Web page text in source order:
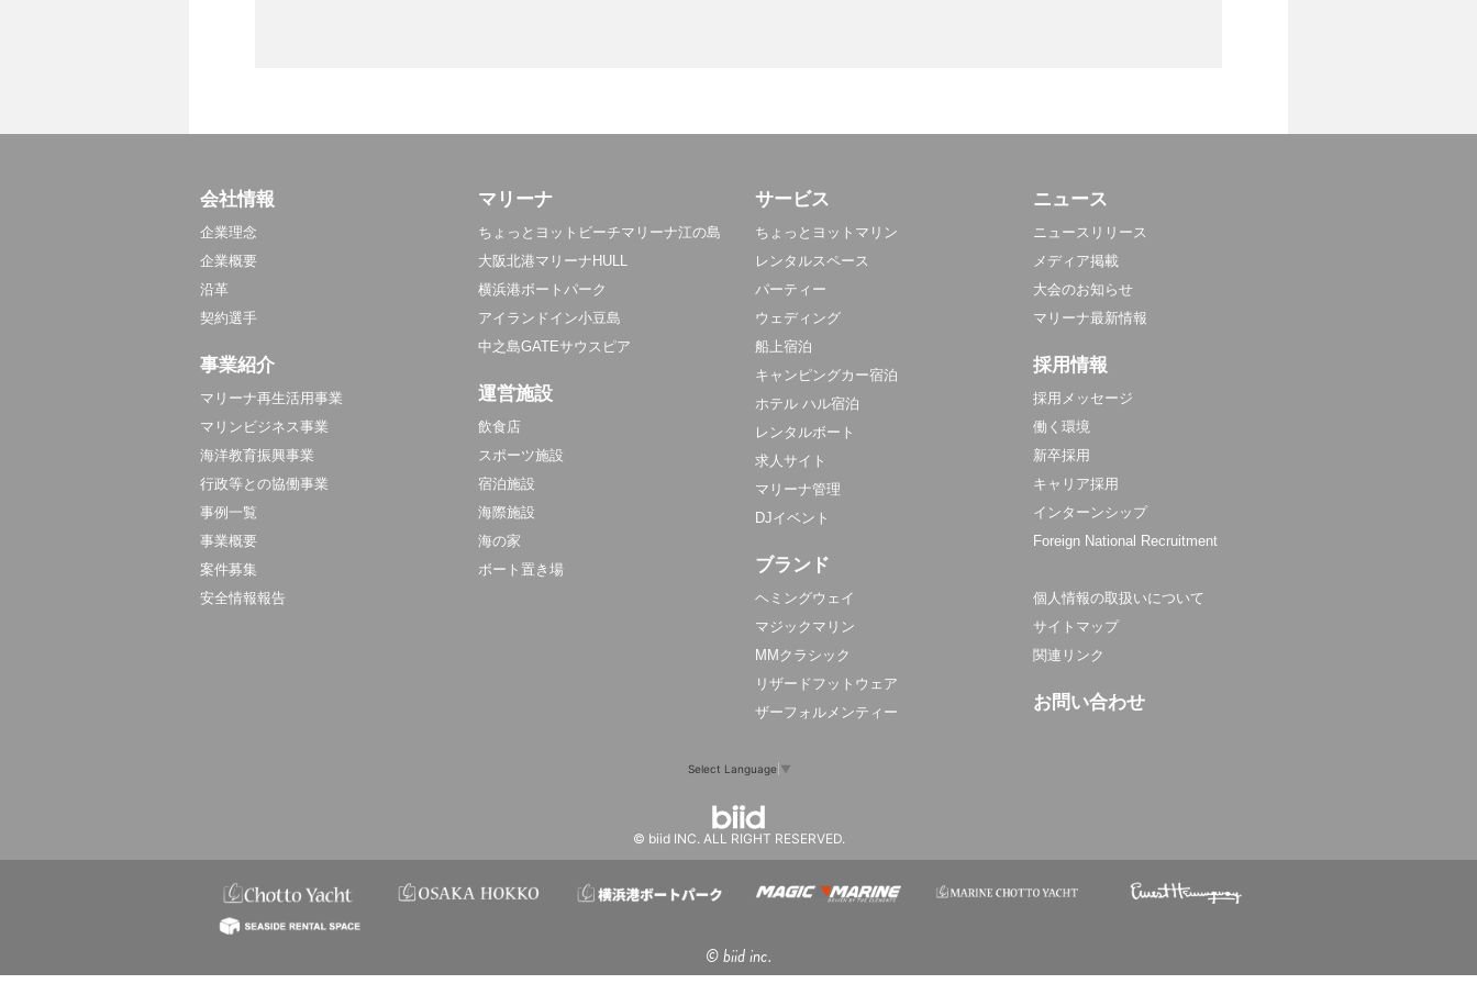
会社情報
企業理念
企業概要
沿革
契約選手
事業紹介
マリーナ再生活用事業
マリンビジネス事業
海洋教育振興事業
行政等との協働事業
事例一覧
事業概要
案件募集
安全情報報告
マリーナ
ちょっとヨットビーチマリーナ江の島
大阪北港マリーナHULL
横浜港ボートパーク
アイランドイン小豆島
中之島GATEサウスピア
運営施設
飲食店
スポーツ施設
宿泊施設
海際施設
海の家
ボート置き場
サービス
ちょっとヨットマリン
レンタルスペース
パーティー
ウェディング
船上宿泊
キャンピングカー宿泊
ホテル ハル宿泊
レンタルボート
求人サイト
マリーナ管理
DJイベント
ブランド
ヘミングウェイ
マジックマリン
MMクラシック
リザードフットウェア
ザーフォルメンティー
ニュース
ニュースリリース
メディア掲載
大会のお知らせ
マリーナ最新情報
採用情報
採用メッセージ
働く環境
新卒採用
キャリア採用
インターンシップ
Foreign National Recruitment
個人情報の取扱いについて
サイトマップ
関連リンク
お問い合わせ
Select Language ▼
© biid INC. ALL RIGHT RESERVED.
© biid inc.